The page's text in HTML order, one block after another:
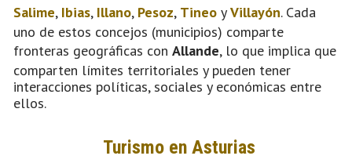
Salime, Ibias, Illano, Pesoz, Tineo yVillayón. Cada
uno de estos concejos (municipios) comparte
fronteras geográficas con Allande, lo que implica que
comparten límites territoriales y pueden tener
interacciones políticas, sociales y económicas entre
ellos.